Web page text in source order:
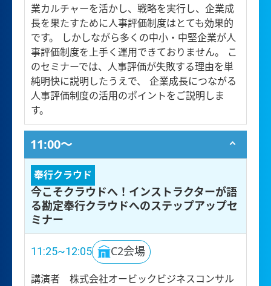
業カルチャーを活かし、戦略を実行し、企業成
長を果たすために人事評価制度はとても効果的
です。 しかしながら多くの中小・中堅企業が人
事評価制度を上手く運用できておりません。 こ
のセミナーでは、人事評価が失敗する理由を単
純明快に説明したうえで、 企業成長につながる
人事評価制度の活用のポイントをご説明しま
す。
11:00〜
奉行クラウド
今こそクラウドへ！インストラクターが語
る勘定奉行クラウドへのステップアップセ
ミナー
11:25~12:05 C2会場
講演者
株式会社オービックビジネスコンサル